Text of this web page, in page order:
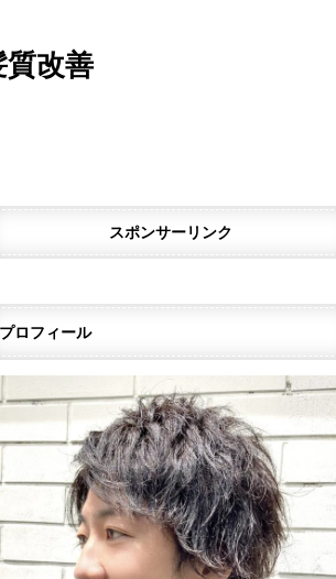
改善
スポンサーリンク
プロフィール